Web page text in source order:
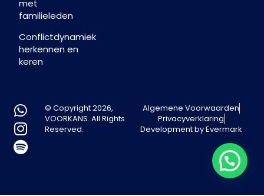
met
familieleden
Conflictdynamiek
herkennen en
keren
© Copyright 2026,
VOORKANS. All Rights
Reserved.
Algemene Voorwaarden
Privacyverklaring
Development by Evermark